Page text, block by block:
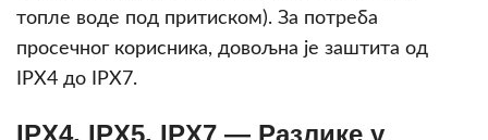
топле воде под притиском). За потреба
просечног корисника, довољна је заштита од
IPX4 до IPX7.